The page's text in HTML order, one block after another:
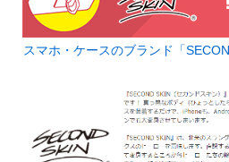
スマホ・ケースのブランド「